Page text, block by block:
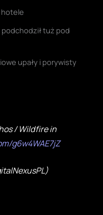
hotele
tuż pod
upały i porywisty
/ Wildfire in
g6w4WAE7jZ